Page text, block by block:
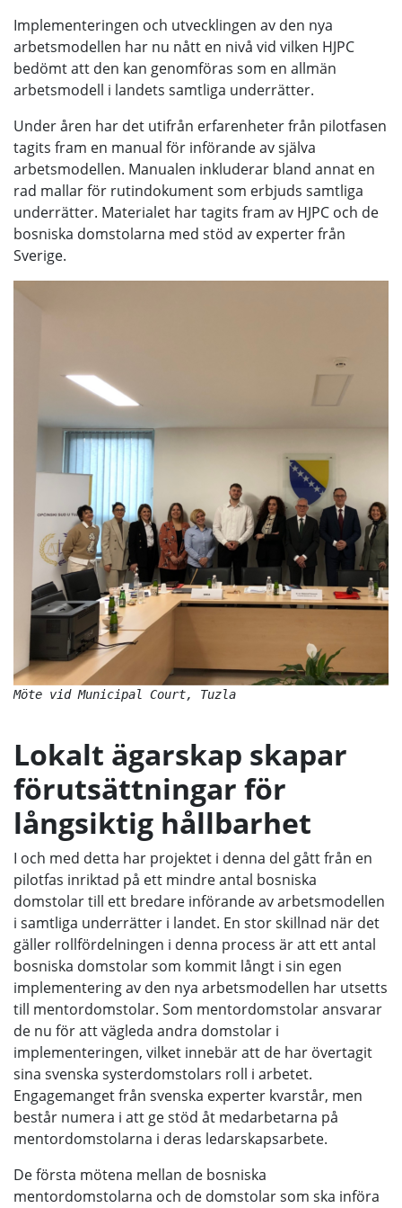
Implementeringen och utvecklingen av den nya
arbetsmodellen har nu nått en nivå vid vilken HJPC
bedömt att den kan genomföras som en allmän
arbetsmodell i landets samtliga underrätter.
Under åren har det utifrån erfarenheter från pilotfasen
tagits fram en manual för införande av själva
arbetsmodellen. Manualen inkluderar bland annat en
rad mallar för rutindokument som erbjuds samtliga
underrätter. Materialet har tagits fram av HJPC och de
bosniska domstolarna med stöd av experter från
Sverige.
Möte vid Municipal Court, Tuzla
Lokalt ägarskap skapar
förutsättningar för
långsiktig hållbarhet
I och med detta har projektet i denna del gått från en
pilotfas inriktad på ett mindre antal bosniska
domstolar till ett bredare införande av arbetsmodellen
i samtliga underrätter i landet. En stor skillnad när det
gäller rollfördelningen i denna process är att ett antal
bosniska domstolar som kommit långt i sin egen
implementering av den nya arbetsmodellen har utsetts
till mentordomstolar. Som mentordomstolar ansvarar
de nu för att vägleda andra domstolar i
implementeringen, vilket innebär att de har övertagit
sina svenska systerdomstolars roll i arbetet.
Engagemanget från svenska experter kvarstår, men
består numera i att ge stöd åt medarbetarna på
mentordomstolarna i deras ledarskapsarbete.
De första mötena mellan de bosniska
mentordomstolarna och de domstolar som ska införa